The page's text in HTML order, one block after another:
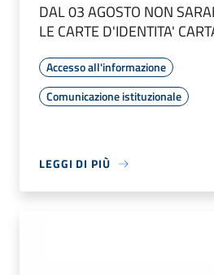
DAL 03 AGOSTO NON
LE CARTE D'IDENTITA'
Accesso all'informazione
Comunicazione istituzionale
LEGGI DI PIÙ